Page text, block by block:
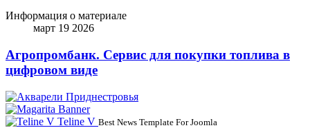
Информация о материале
март 19 2026
Агропромбанк. Сервис для покупки топлива в
цифровом виде
Teline V Best News Template For Joomla